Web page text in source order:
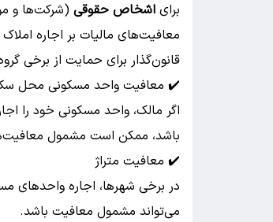
برای اشخاص حقوقی (شرکت‌ها و
معافیت‌های مالیات بر اجاره املاک
قانون‌گذار برای حمایت از برخی
✔️ معافیت واحد مسکونی محل
اگر مالک، واحد مسکونی خود را
باشد، ممکن است مشمول
✔️ معافیت متراژ
می‌تواند مشمول معافیت باشد.